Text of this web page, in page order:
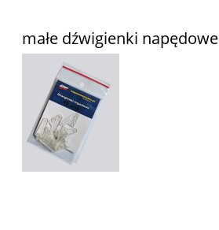
małe dźwigienki napędowe